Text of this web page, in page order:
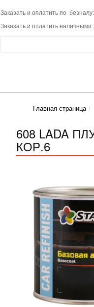
Заказать и оплатить по
Заказать и оплатить наличными
Главная страница
608 LADA
КОР.6